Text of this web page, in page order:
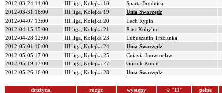
2012-03-24 14:00
III liga, Kolejka 18
Sparta Brodnica
2012-03-31 16:00
III liga, Kolejka 19
Unia Swarzędz
2012-04-07 13:00
III liga, Kolejka 20
Lech Rypin
2012-04-15 15:00
III liga, Kolejka 21
Piast Kobylin
2012-04-28 12:00
III liga, Kolejka 23
Lubuszanin Trzcianka
2012-05-01 16:00
III liga, Kolejka 24
Unia Swarzędz
2012-05-05 17:00
III liga, Kolejka 25
Cuiavia Inowrocław
2012-05-19 17:00
III liga, Kolejka 27
Górnik Konin
2012-05-26 16:00
III liga, Kolejka 28 Unia Swarzędz
drużyna rozgr. występy w "11"
pełne